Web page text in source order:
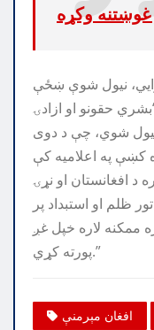
غوښتنه وکړه
نیول شوې ښځې
حقونو او ازادۍ
نیول شوي، چې د دوی
کښې په اعلامیه کې
د افغانستان او نړۍ
ظلم او استبداد پر
ممکنه لاره خپل غږ
پورته کړي.”
افغان مېرمنې